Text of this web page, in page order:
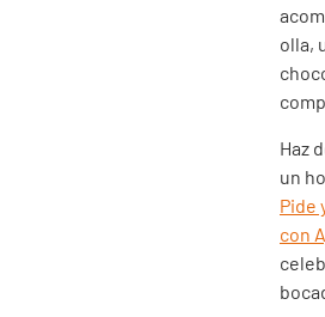
olla,
Haz
un
Pide
con